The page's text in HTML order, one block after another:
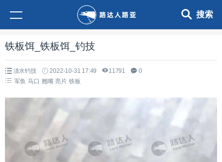
搜索
铁板饵_铁板饵_钓技
淡水钓技 2022-10-31 17:49 11791
0
军鱼 马口 翘嘴 亮片 铁板